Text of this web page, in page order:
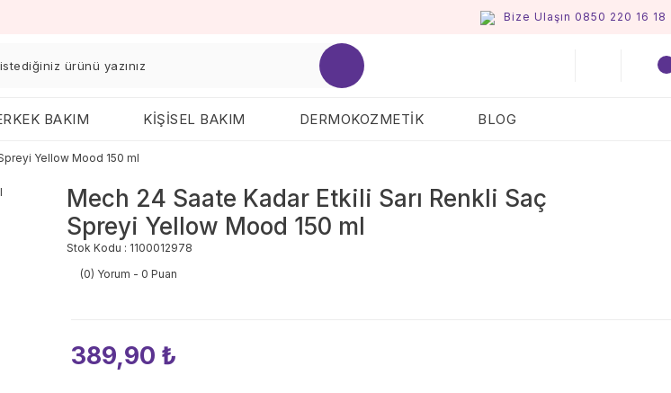
Bize Ulaşın 0850 220 16 18
BAKIM KİŞİSEL BAKIM DERMOKOZMETİK BLOG
Yellow Mood 150 ml
Mech 24 Saate Kadar Etkili Sarı Renkli Saç
Spreyi Yellow Mood 150 ml
Stok Kodu : 1100012978
(0) Yorum - 0 Puan
389,90 ₺